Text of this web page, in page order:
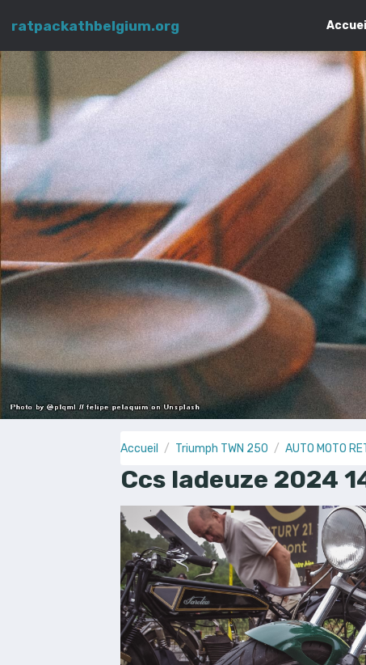
ratpackathbelgium.org Accueil
Accueil Triumph TWN 250 AUTO MOTO
Ccs ladeuze 2024